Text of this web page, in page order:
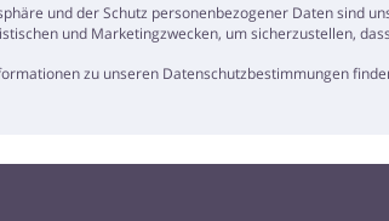
und der Schutz personenbezogener Daten sind
und Marketingzwecken, um sicherzustellen,
zu unseren Datenschutzbestimmungen